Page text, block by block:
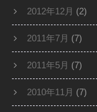
2012年12月 (2)
2011年7月 (7)
2011年5月 (7)
2010年11月 (7)